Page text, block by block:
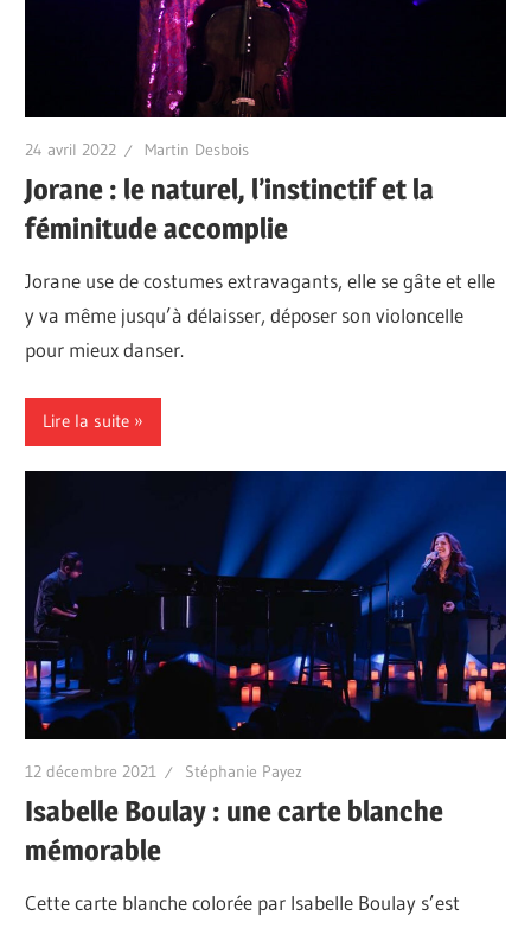
24 avril 2022 Martin Desbois
Jorane : le naturel, l’instinctif et la
féminitude accomplie
Jorane use de costumes extravagants, elle se gâte et elle
y va même jusqu’à délaisser, déposer son violoncelle
pour mieux danser.
Lire la suite
12 décembre 2021 Stéphanie Payez
Isabelle Boulay : une carte blanche
mémorable
Cette carte blanche colorée par Isabelle Boulay s’est